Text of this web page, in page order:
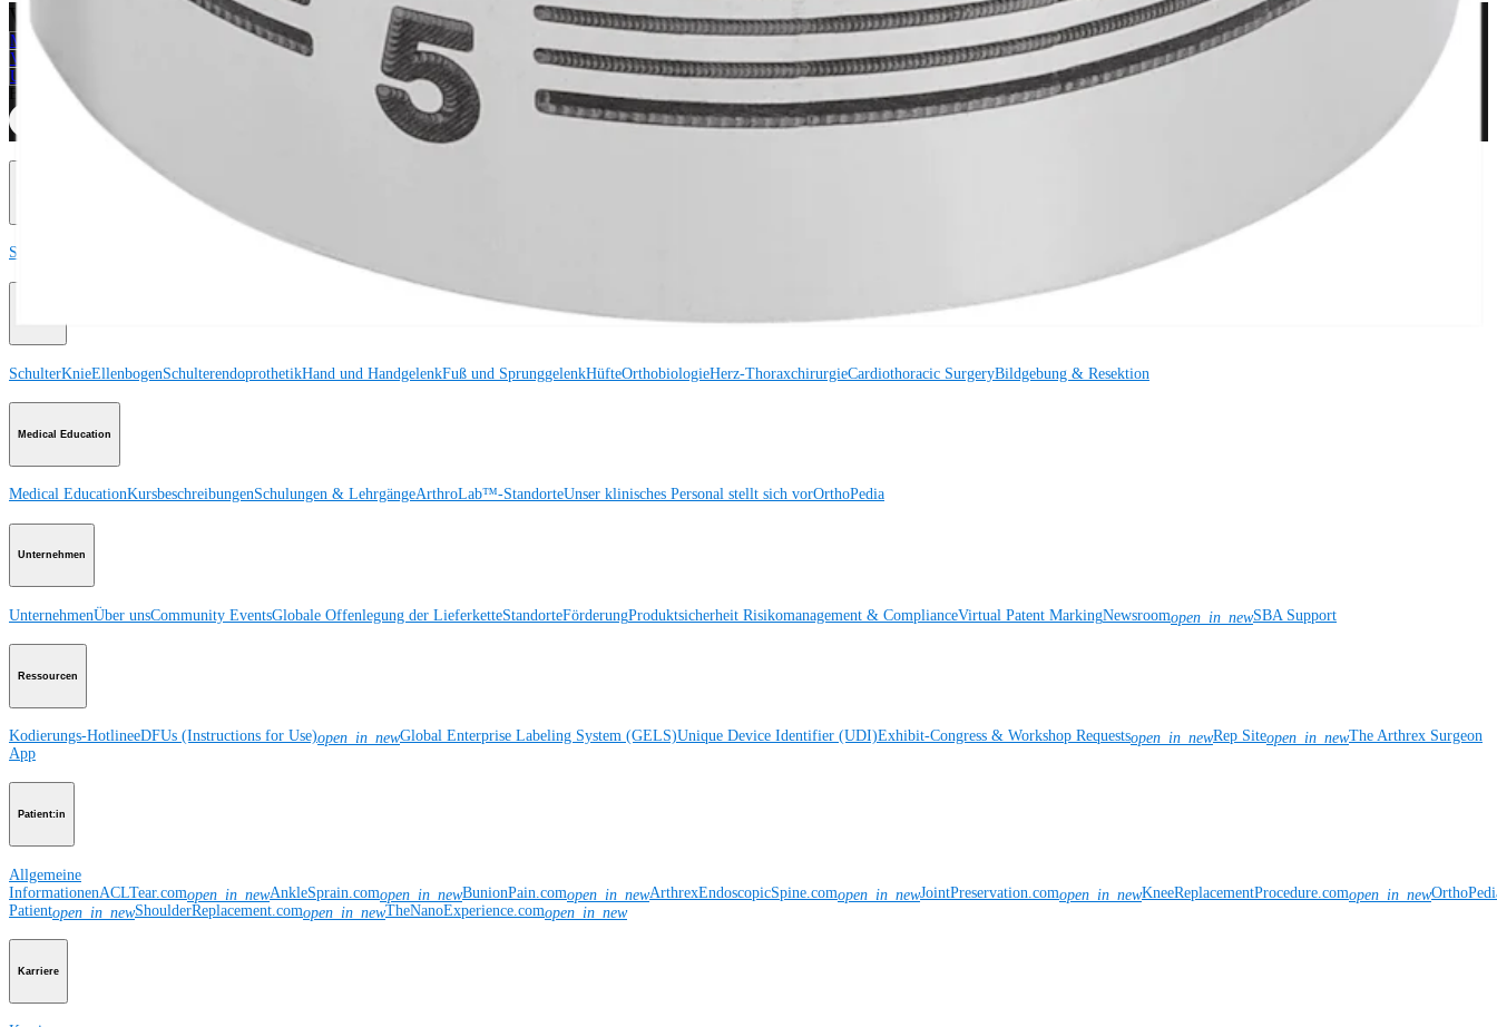
Wie können wir Ihnen helfen?
Medizinproduktberater:in kontaktieren
Veranstaltungen, Lab-Vorführungen und Schulungsmöglichkeiten ansehen
Unseren Newsletter abonnieren
Besuchen Sie uns
Schulter SchulterendoprothetikHand und Handgelenk
SchulterKnieEllenbogenSchulterendoprothetikHand und HandgelenkFuß und SprunggelenkHüfteOrthobiologieHerz-ThoraxchirurgieCardiothoracic SurgeryBildgebung & Resektion
Medical Education
Medical EducationKursbeschreibungenSchulungen & LehrgängeArthroLab™-StandorteUnser klinisches Personal stellt sich vorOrthoPedia
Unternehmen
UnternehmenÜber unsCommunity EventsGlobale Offenlegung der LieferketteStandorteFörderungProduktsicherheit Risikomanagement & ComplianceVirtual Patent MarkingNewsroomopen_in_newSBA Support
Ressourcen
Kodierungs-HotlineeDFUs (Instructions for Use)open_in_newGlobal Enterprise Labeling System (GELS)Unique Device Identifier (UDI)Exhibit-Congress & Workshop Requestsopen_in_newRep Siteopen_in_newThe Arthrex Surgeon
App
Patient:in
Allgemeine
InformationenACLTear.comopen_in_newAnkleSprain.comopen_in_newBunionPain.comopen_in_newArthrexEndoscopicSpine.comopen_in_newJointPreservation.comopen_in_newKneeReplacementProcedure.comopen_in_new
Patientopen_in_newShoulderReplacement.comopen_in_newTheNanoExperience.comopen_in_new
Karriere